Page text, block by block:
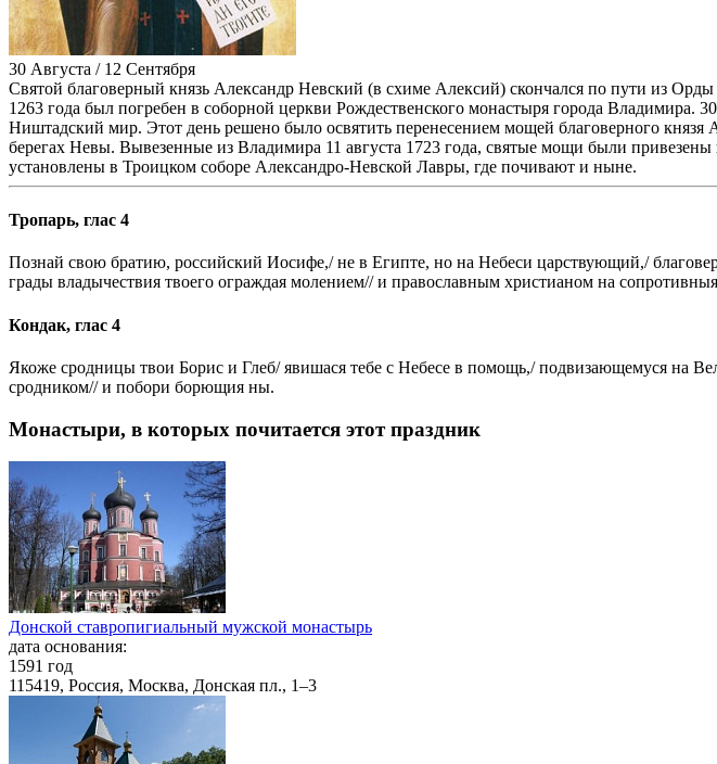
30 Августа / 12 Сентября
Святой благоверный князь Александр Невский (в схиме Алексий) скончался по пути из
1263 года был погребен в соборной церкви Рождественского монастыря города
Ништадский мир. Этот день решено было освятить перенесением мощей благоверного
берегах Невы. Вывезенные из Владимира 11 августа 1723 года, святые мощи были привезены
установлены в Троицком соборе Александро-Невской Лавры, где почивают и ныне.
Тропарь, глас 4
Познай свою братию, российский Иосифе,/ не в Египте, но на Небеси царствующий,/
грады владычествия твоего ограждая молением// и православным христианом на
Кондак, глас 4
Якоже сродницы твои Борис и Глеб/ явишася тебе с Небесе в помощь,/ подвизающемуся на
сродником// и побори борющия ны.
Монастыри, в которых почитается этот праздник
Донской ставропигиальный мужской монастырь
дата основания:
1591 год
115419, Россия, Москва, Донская пл., 1–3